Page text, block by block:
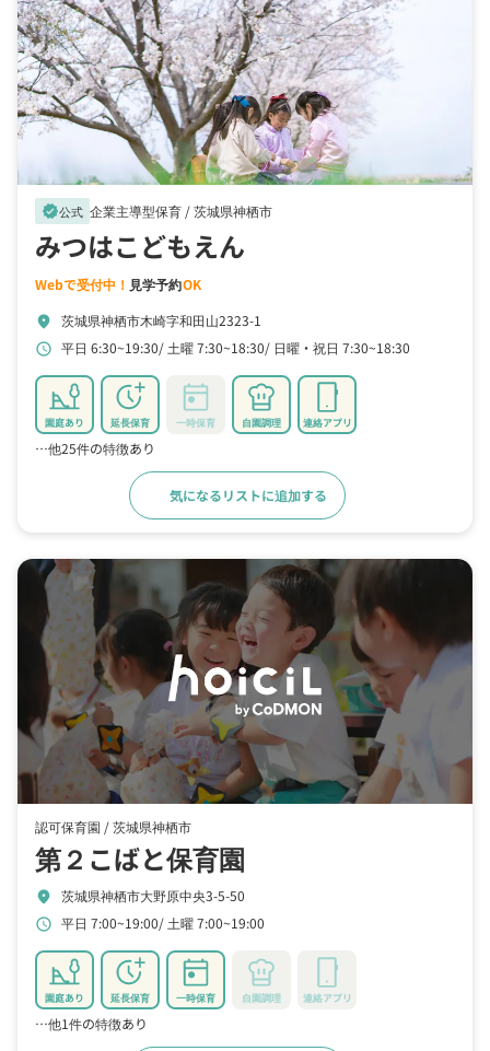
verified公式 企業主導型保育 /茨城県神栖市
みつはこどもえん
Webで受付中！ 見学予約OK
location_on 茨城県神栖市木崎字和田山2323-1
schedule 平日 6:30~19:30 土曜 7:30~18:30 日曜・祝日 7:30~18:30
園庭あり 延長保育 一時保育 自園調理 連絡アプリ
…他25件の特徴あり
気になるリストに追加する
認可保育園 /茨城県神栖市
第２こばと保育園
location_on 茨城県神栖市大野原中央3-5-50
schedule 平日 7:00~19:00 土曜 7:00~19:00
園庭あり 延長保育 一時保育 自園調理 連絡アプリ
…他1件の特徴あり